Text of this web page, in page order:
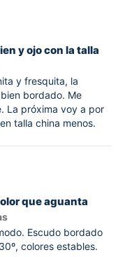
y ojo con la talla
y fresquita, la
bordado. Me
La próxima voy a por
talla china menos.
que aguanta
Escudo bordado
colores estables.